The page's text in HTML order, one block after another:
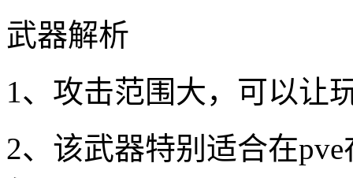
武器解析
1、攻击范围大，可以让
2、该武器特别适合在